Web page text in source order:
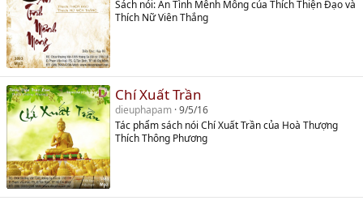
d
n
g
Sách nói: Ân Tình Mênh Mông của Thích Thiện Đạo và
Thích Nữ Viên Thắng
Chí Xuất Trần
dieuphapam 9/5/16
Tác phẩm sách nói Chí Xuất Trần của Hoà Thượng
Thích Thông Phương